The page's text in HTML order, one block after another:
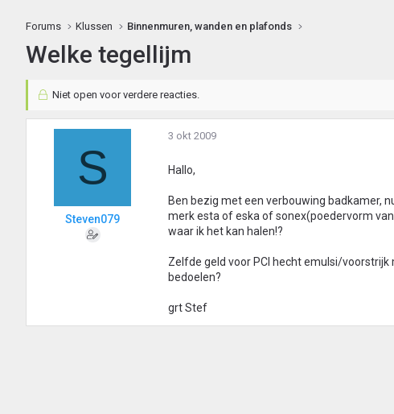
Forums Klussen Binnenmuren, wanden en plafonds
Welke tegellijm
Niet open voor verdere reacties.
S
Steven079
3 okt 2009
Hallo,
Ben bezig met een verbouwing badkamer,
merk esta of eska of sonex(poedervorm
waar ik het kan halen!?
Zelfde geld voor PCI hecht emulsi/voorstrijk
bedoelen?
grt Stef